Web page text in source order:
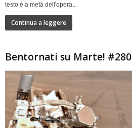
testo è a metà dell'opera...
Continua a leggere
Bentornati su Marte! #280